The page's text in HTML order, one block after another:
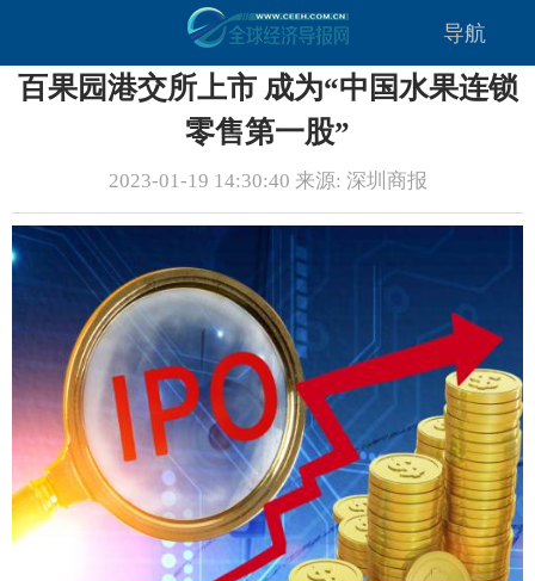
导航
百果园港交所上市 成为“中国水果连锁
零售第一股”
2023-01-19 14:30:40 来源: 深圳商报